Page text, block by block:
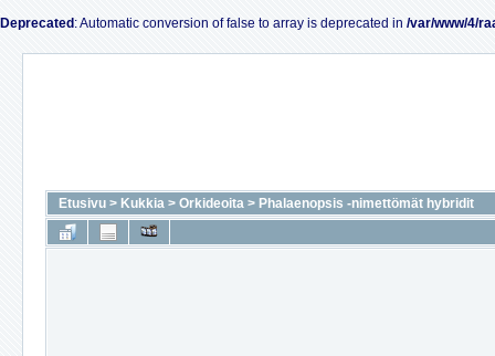
Deprecated : Automatic conversion of false to array is deprecated in /var/www/4/
Etusivu > Kukkia > Orkideoita > Phalaenopsis -nimettömät hybridit